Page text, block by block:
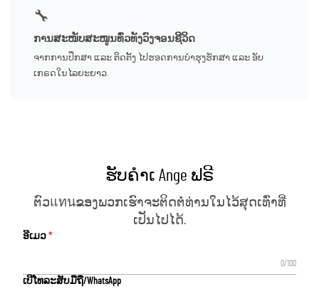
🔧
ການສະໜັບສະໜູນທົ່ວທັງວົງຈອນຊີວິດ
ຈາກການປຶກສາ ແລະ ຕິດຕັ້ງ ໄປຮອດການບໍາຮຸງຮັກສາ ແລະ ອັບ
ເກຣດໃນໄລຍະຍາວ.
ຮັບຄຳເ Ange ຟຣີ
ຕົວแทนຂອງພວກເຮົາຈະຕິດຕໍ່ທ່ານໃນໄວ້ສຸດເທົ່າທີ່
ເປັນໄປໄດ້.
ອີເມວ
0/100
ເບີໂທລະສັບມືຖື/WhatsApp